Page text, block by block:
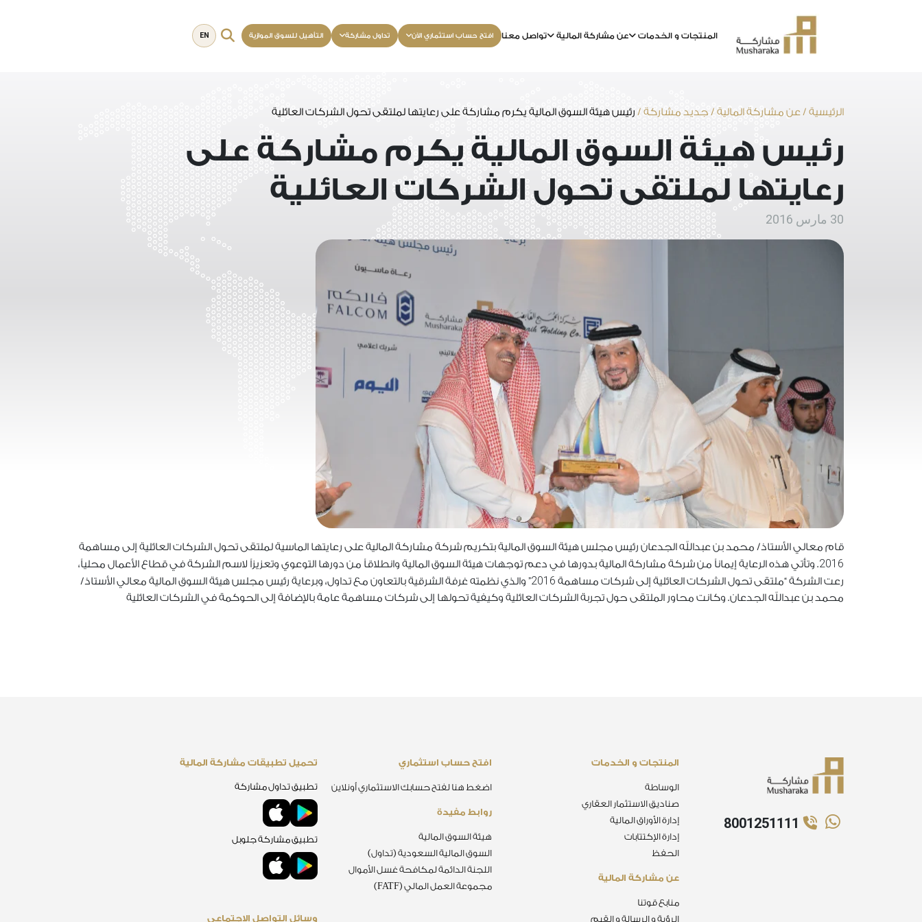
المنتجات و الخدمات عن مشاركة المالية تواصل معنا افتح حساب استثماري الآن تداول مشاركة التأهيل للسوق الموازية EN
الرئيسية /عن مشاركة المالية / جديد مشاركة / رئيس هيئة السوق المالية يكرم مشاركة على رعايتها لملتقى تحول الشركات العائلية
رئيس هيئة السوق المالية يكرم مشاركة على
رعايتها لملتقى تحول الشركات العائلية
30 مارس 2016
قام معالي الأستاذ/ محمد بن عبدالله الجدعان رئيس مجلس هيئة السوق المالية بتكريم شركة مشاركة المالية على رعايتها الماسية لملتقى تحول الشركات العائلية إلى مساهمة
2016. وتأتي هذه الرعاية إيماناً من شركة مشاركة المالية بدورها في دعم توجهات هيئة السوق المالية وانطلاقاً من دورها التوعوي وتعزيزاً لاسم الشركة في قطاع الأعمال محلياً،
رعت الشركة “ملتقى تحول الشركات العائلية إلى شركات مساهمة 2016” والذي نظمته غرفة الشرقية بالتعاون مع تداول، وبرعاية رئيس مجلس هيئة السوق المالية معالي الأستاذ/
محمد بن عبدالله الجدعان. وكانت محاور الملتقى حول تجربة الشركات العائلية وكيفية تحولها إلى شركات مساهمة عامة بالإضافة إلى الحوكمة في الشركات العائلية
8001251111
المنتجات و الخدمات
الوساطة
صناديق الاستثمار العقاري
إدارة الأوراق المالية
إدارة الإكتتابات
الحفظ
عن مشاركة المالية
منابع قوتنا
الرؤية و الرسالة و القيم
افتح حساب استثماري
اضغط هنا لفتح حسابك الاستثماري أونلاين
روابط مفيدة
هيئة السوق المالية
السوق المالية السعودية (تداول)
اللجنة الدائمة لمكافحة غسل الأموال
مجموعة العمل المالي (FATF)
تحميل تطبيقات مشاركة المالية
تطبيق تداول مشاركة
تطبيق مشاركة جلوبل
وسائل التواصل الاجتماعي